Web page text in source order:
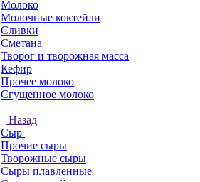
Молоко
Молочные коктейли
Сливки
Сметана
Творог и творожная масса
Кефир
Прочее молоко
Сгущенное молоко
Назад
Сыр
Прочие сыры
Творожные сыры
Сыры плавленные